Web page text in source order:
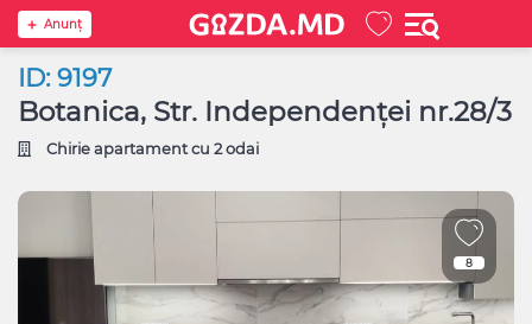
Anunţ
ID: 9197
Botanica, Str. Independenței nr.28/3
Chirie apartament cu 2 odai
8